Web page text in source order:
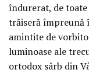
îndurerat, de
trăiseră împreună
amintite de
luminoase ale
ortodox sârb din